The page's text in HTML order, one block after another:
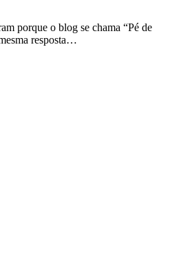
porque o blog se chama “Pé de
resposta…